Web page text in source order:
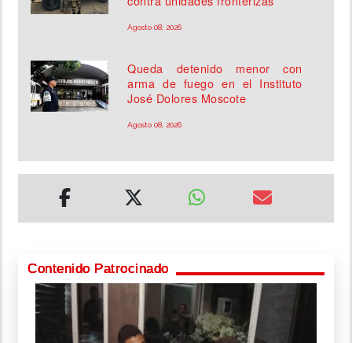
Agosto 08, 2026
Queda detenido menor con
arma de fuego en el Instituto
José Dolores Moscote
Agosto 08, 2026
Contenido Patrocinado